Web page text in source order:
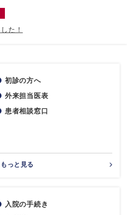
た！
初診の方へ
外来担当医表
患者相談窓口
もっと見る
入院の手続き